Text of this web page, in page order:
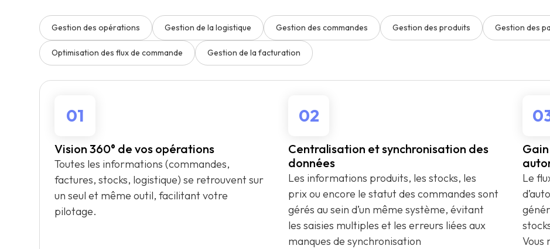
Gestion des opérations Gestion de la logistique Gestion des commandes Gestion des produits Gestion des
Optimisation des flux de commande Gestion de la facturation
01
Vision 360° de vos opérations
Toutes les informations (commandes,
factures, stocks, logistique) se retrouvent sur
un seul et même outil, facilitant votre
pilotage.
02
Centralisation et synchronisation des
données
Les informations produits, les stocks, les
prix ou encore le statut des commandes sont
gérés au sein d’un même système, évitant
les saisies multiples et les erreurs liées aux
manques de synchronisation
Le
Vous